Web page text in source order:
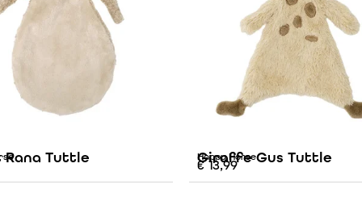
Rana Tuttle Happy Horse
Giraffe Gus Tuttle
€13,99